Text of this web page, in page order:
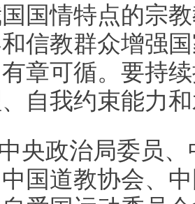
国情特点的宗
信教群众增强
章可循。要持
自我约束能力
央政治局委员
国道教协会、